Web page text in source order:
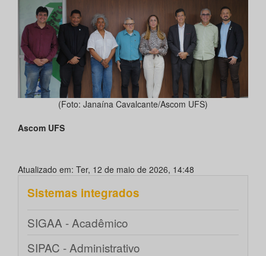
(Foto: Janaína Cavalcante/Ascom UFS)
Ascom UFS
Atualizado em: Ter, 12 de maio de 2026, 14:48
Sistemas integrados
SIGAA - Acadêmico
SIPAC - Administrativo